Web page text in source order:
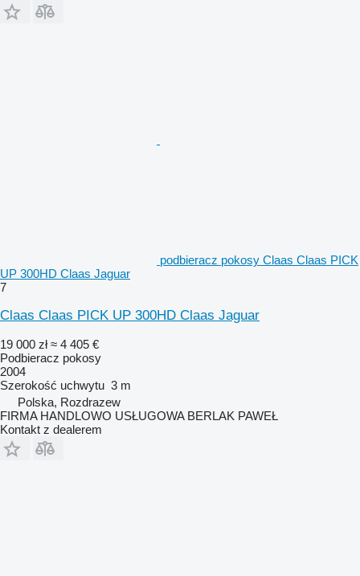
podbieracz pokosy Claas Claas PICK
UP 300HD Claas Jaguar
7
Claas Claas PICK UP 300HD Claas Jaguar
19 000 zł ≈ 4 405 €
Podbieracz pokosy
2004
Szerokość uchwytu 3 m
Polska, Rozdrazew
FIRMA HANDLOWO USŁUGOWA BERLAK PAWEŁ
Kontakt z dealerem